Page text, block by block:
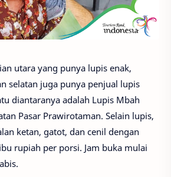
utara yang punya lupis enak,
selatan juga punya penjual lupis
diantaranya adalah Lupis Mbah
Pasar Prawirotaman. Selain lupis,
ketan, gatot, dan cenil dengan
rupiah per porsi. Jam buka mulai